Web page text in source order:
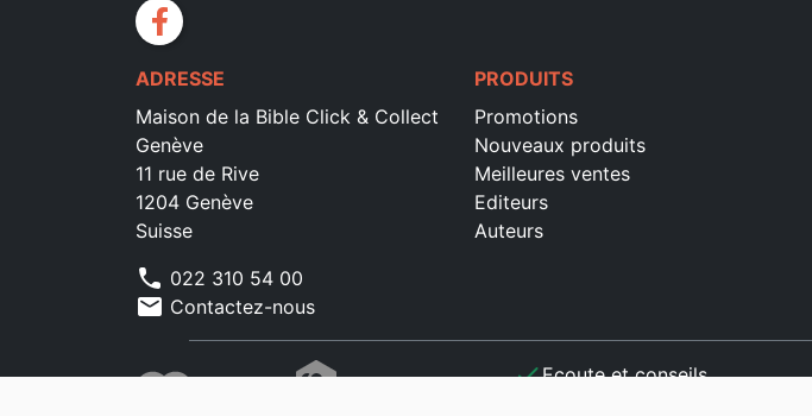
facebook
ADRESSE
Maison de la Bible Click & Collect
Genève
11 rue de Rive
1204 Genève
Suisse
phone 022 310 54 00
mail Contactez-nous
PRODUITS
Promotions
Nouveaux produits
Meilleures ventes
Editeurs
Auteurs
checkEcoute et conseils